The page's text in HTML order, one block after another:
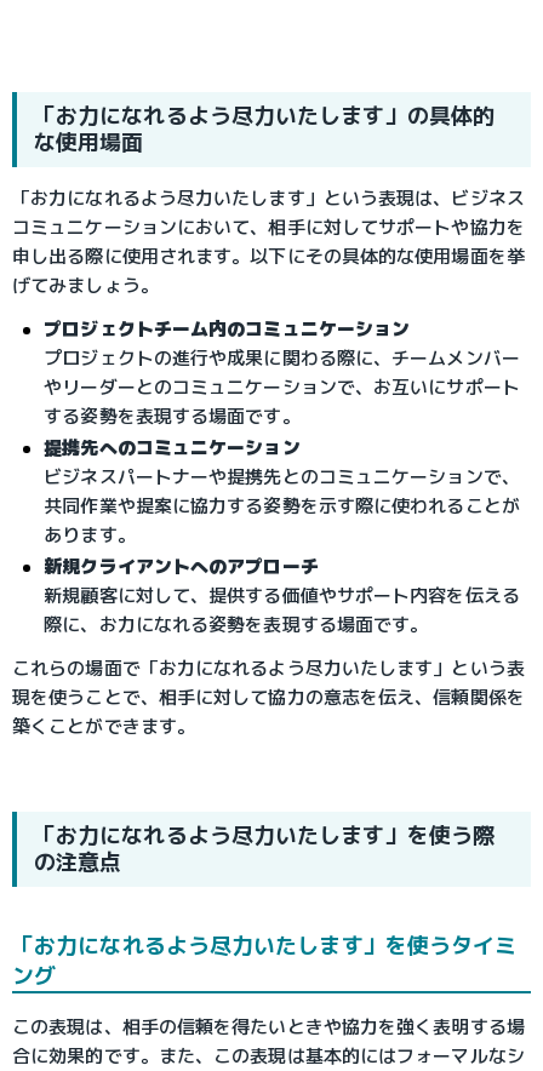
「お力になれるよう尽力いたします」の具体的
な使用場面
「お力になれるよう尽力いたします」という表現は、ビジネス
コミュニケーションにおいて、相手に対してサポートや協力を
申し出る際に使用されます。以下にその具体的な使用場面を挙
げてみましょう。
プロジェクトチーム内のコミュニケーション
プロジェクトの進行や成果に関わる際に、チームメンバー
やリーダーとのコミュニケーションで、お互いにサポート
する姿勢を表現する場面です。
提携先へのコミュニケーション
ビジネスパートナーや提携先とのコミュニケーションで、
共同作業や提案に協力する姿勢を示す際に使われることが
あります。
新規クライアントへのアプローチ
新規顧客に対して、提供する価値やサポート内容を伝える
際に、お力になれる姿勢を表現する場面です。
これらの場面で「お力になれるよう尽力いたします」という表
現を使うことで、相手に対して協力の意志を伝え、信頼関係を
築くことができます。
「お力になれるよう尽力いたします」を使う際
の注意点
「お力になれるよう尽力いたします」を使うタイミ
ング
この表現は、相手の信頼を得たいときや協力を強く表明する場
合に効果的です。また、この表現は基本的にはフォーマルなシ